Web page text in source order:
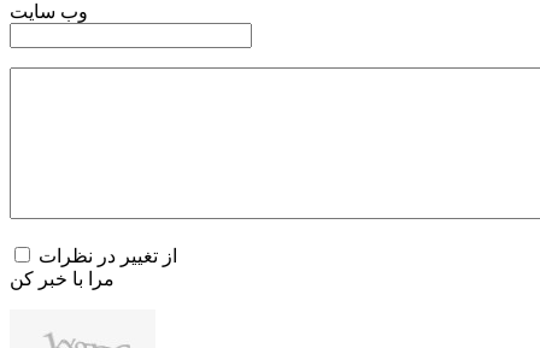
وب سایت
از تغییر در نظرات
مرا با خبر کن